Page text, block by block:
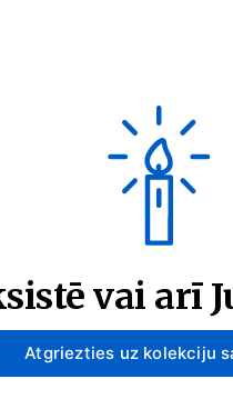
vai arī
Atgriezties uz kolekciju